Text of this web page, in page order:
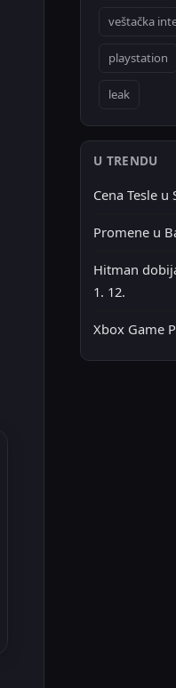
veštačka
playstation
leak
U TRENDU
Cena Tesle u
Promene u
Hitman
1. 12.
Xbox Game